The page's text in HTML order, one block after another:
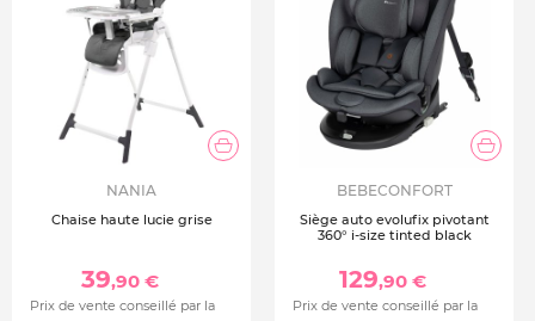
NANIA
Chaise haute lucie grise
39,90 €
Prix de vente conseillé par la
BEBECONFORT
Siège auto evolufix pivotant
360° i-size tinted black
129,90 €
Prix de vente conseillé par la